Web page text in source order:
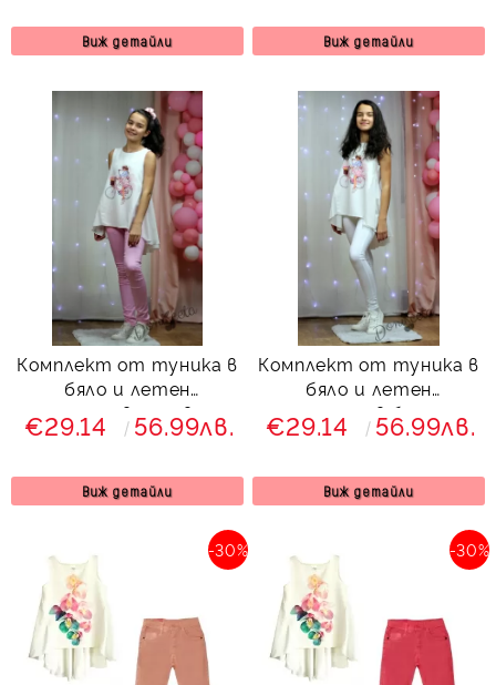
Виж детайли Виж детайли
Комплект от туника в
бяло и летен
панталон в розово за
момиче
€29.14 56.99лв.
Виж детайли
Комплект от туника в
бяло и летен
панталон в бяло за
момиче
€29.14 56.99лв.
Виж детайли
-30% -30%